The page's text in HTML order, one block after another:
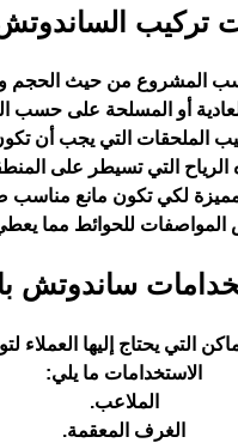
تركيب
المشروع من حيث الحجم
أو المسلحة على
الملحقات التي يجب أن
الرياح التي تسيطر على
مميزة لكي تكون مانع مناسب
للحوائط مما
ساندوتش
التي يحتاج إليها
الاستخدامات ما يلي:
الملاعب.
الغرف المعقمة.